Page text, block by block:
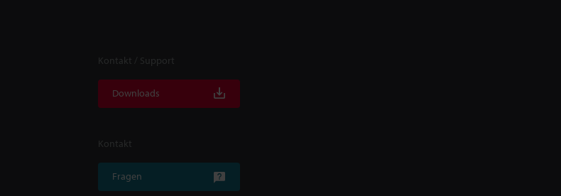
Kontakt / Support
Downloads
Kontakt
Fragen